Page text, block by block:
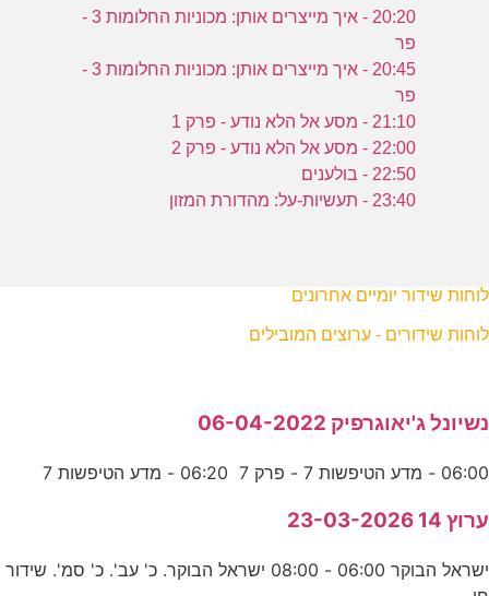
20:20 - איך מייצרים אותן: מכוניות החלומות 3 -
פר
20:45 - איך מייצרים אותן: מכוניות החלומות 3 -
פר
21:10 - מסע אל הלא נודע - פרק 1
22:00 - מסע אל הלא נודע - פרק 2
22:50 - בולענים
23:40 - תעשיות-על: מהדורת המזון
לוחות שידור יומיים אחרונים
לוחות שידורים - ערוצים המובילים
נשיונל ג'יאוגרפיק 06-04-2022
06:00 - מדע הטיפשות 7 - פרק 7 06:20 - מדע הטיפשות 7
ערוץ 14 23-03-2026
ישראל הבוקר 06:00 - 08:00 ישראל הבוקר. כ' עב'. כ' סמ'. שידור